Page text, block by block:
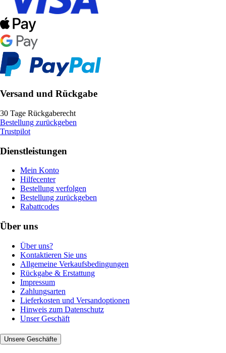
Versand und Rückgabe
30 Tage Rückgaberecht
Bestellung zurückgeben
Trustpilot
Dienstleistungen
Mein Konto
Hilfecenter
Bestellung verfolgen
Bestellung zurückgeben
Rabattcodes
Über uns
Über uns?
Kontaktieren Sie uns
Allgemeine Verkaufsbedingungen
Rückgabe & Erstattung
Impressum
Zahlungsarten
Lieferkosten und Versandoptionen
Hinweis zum Datenschutz
Unser Geschäft
Unsere Geschäfte